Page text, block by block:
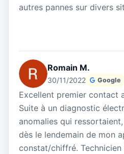
autres pannes sur divers
Romain M.
30/11/2022 Google
Excellent premier contact
Suite à un diagnostic
anomalies qui
dès le lendemain de mon
constat/chiffré.